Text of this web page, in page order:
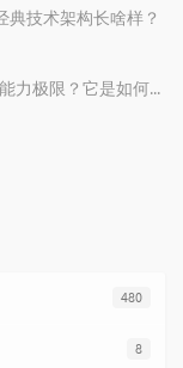
t
l
典技术架构长啥样？
神经网络是什么？如何直观理解它的能力极限？它是如何无限逼近真理？
480
8